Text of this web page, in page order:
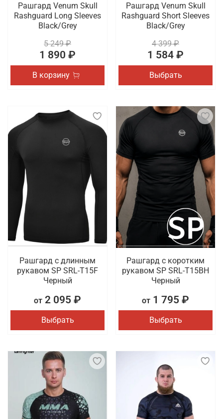
Рашгард Venum Skull
Rashguard Long Sleeves
Black/Grey
5 249 ₽
1 890 ₽
В корзину
Рашгард Venum Skull
Rashguard Short Sleeves
Black/Grey
4 399 ₽
1 584 ₽
Выбрать
Рашгард с длинным
рукавом SP SRL-T15F
Черный
от 2 095 ₽
Выбрать
Рашгард с коротким
рукавом SP SRL-T15BH
Черный
от 1 795 ₽
Выбрать